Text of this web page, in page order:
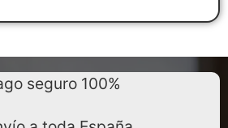
seguro 100%